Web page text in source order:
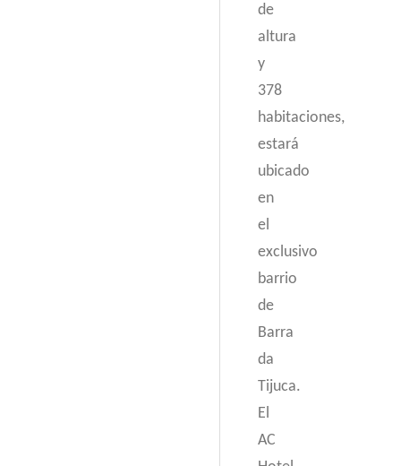
de
altura
y
378
habitaciones,
estará
ubicado
en
el
exclusivo
barrio
de
Barra
da
Tijuca.
El
AC